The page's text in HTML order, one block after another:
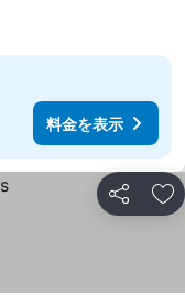
料金を表示
シェア お